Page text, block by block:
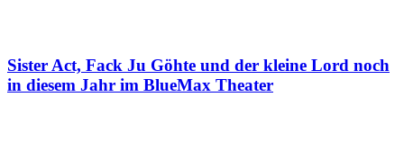
Sister Act, Fack Ju Göhte und der kleine Lord noch
in diesem Jahr im BlueMax Theater